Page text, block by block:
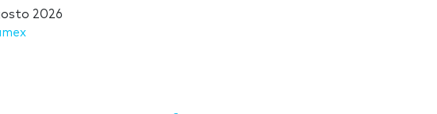
2026